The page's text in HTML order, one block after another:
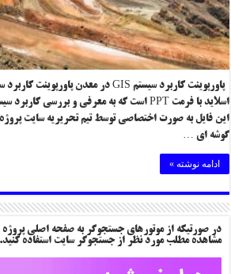
این فایل به صورت اختصاصی توسط تیم تحریریه سایت
گوشه ای …
ادامه نوشته »
در صورتیکه از موتورهای جستجوگر به صفحه اصلی
مشاهده مطلب مورد نظر از جستجوگر سایت استفاده کنید.